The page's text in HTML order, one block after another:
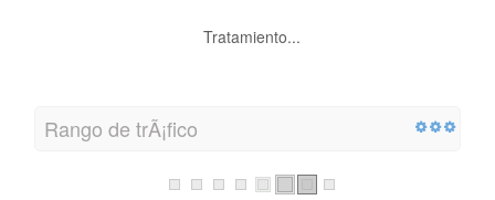
Tratamiento...
Rango de trÃ¡fico